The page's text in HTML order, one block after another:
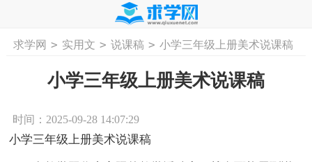
首页 工作计划 活动计划 学习计划
求学网 > 实用文 > 说课稿 > 小学三年级上册美术说课稿
小学三年级上册美术说课稿
时间：2025-09-28 14:07:29
小学三年级上册美术说课稿